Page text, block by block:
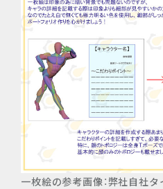
一枚絵の参考画像：弊社自社タ